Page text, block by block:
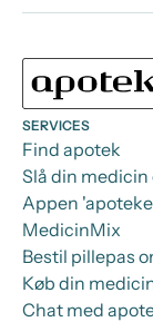
SERVICES
Find apotek
Slå din medicin
Appen
MedicinMix
Bestil pillepas
Køb din
Chat med